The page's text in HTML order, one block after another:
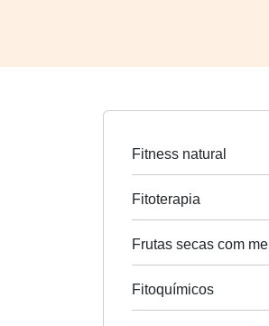
Fitness natural
Fitoterapia
Frutas secas com mel
Fitoquímicos